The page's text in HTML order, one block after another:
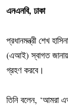
এনএনবি, ঢাকা
প্রধানমন্ত্রী শেখ
(এআই) স্বাগত
গ্রহণ করবে।
তিনি বলেন, ‘আমরা